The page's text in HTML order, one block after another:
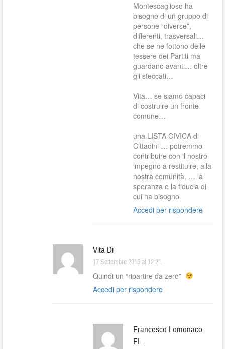
Montescaglioso ha
bisogno di un gruppo di
persone “diverse”,
differenti, trasversali…
che se ne fottono delle
tessere dei Partiti ma
guardano avanti… oltre
gli steccati…
Vita… se siamo capaci
di costruire un fronte
comune…
una LISTA CIVICA di
Cittadini … potremmo
contribuire con il nostro
impegno a restituire, alla
nostra comunità, … la
speranza e la fiducia di
cui ha bisogno.
Accedi per rispondere
Vita Di
17 Settembre 2015 at 12:21
Quindi un “ripartire da zero”
Accedi per rispondere
Francesco Lomonaco
FL